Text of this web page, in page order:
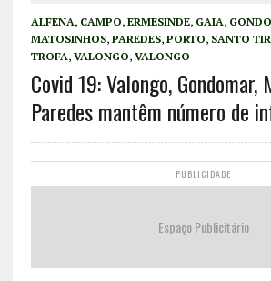
ALFENA, CAMPO, ERMESINDE, GAIA,
MATOSINHOS, PAREDES, PORTO, SANTO
TROFA, VALONGO, VALONGO
Covid 19: Valongo, Gondomar,
Paredes mantêm número de
PUBLICIDADE
Espaço Publicitário